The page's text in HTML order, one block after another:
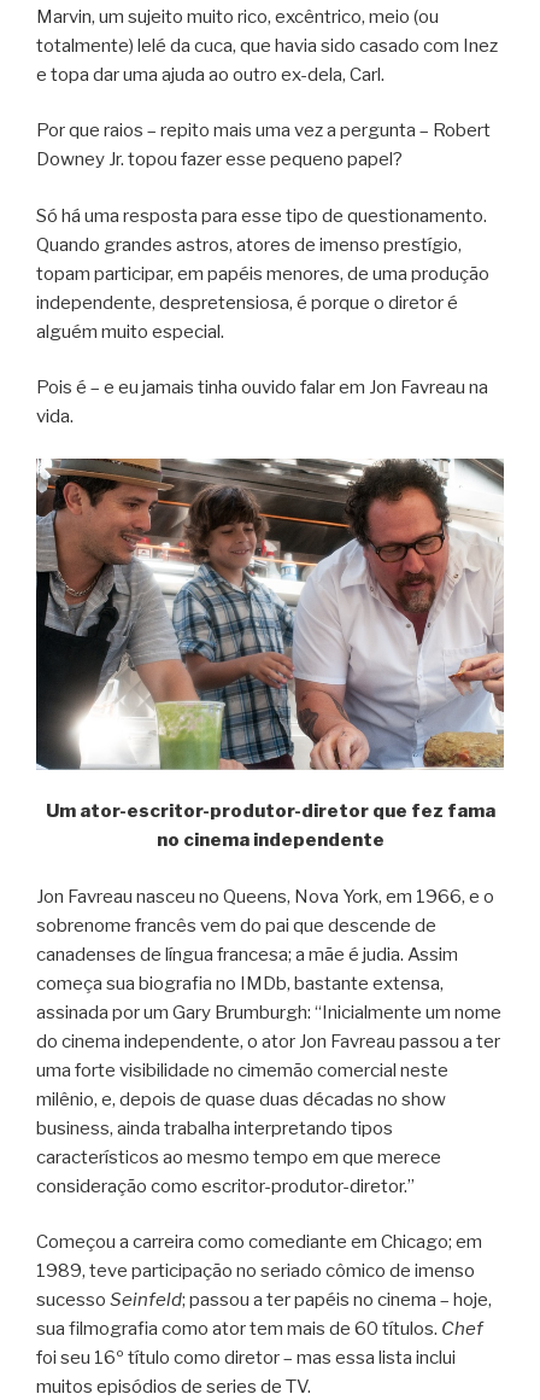
Marvin, um sujeito muito rico, excêntrico, meio (ou
totalmente) lelé da cuca, que havia sido casado com Inez
e topa dar uma ajuda ao outro ex-dela, Carl.
Por que raios – repito mais uma vez a pergunta – Robert
Downey Jr. topou fazer esse pequeno papel?
Só há uma resposta para esse tipo de questionamento.
Quando grandes astros, atores de imenso prestígio,
topam participar, em papéis menores, de uma produção
independente, despretensiosa, é porque o diretor é
alguém muito especial.
Pois é – e eu jamais tinha ouvido falar em Jon Favreau na
vida.
Um ator-escritor-produtor-diretor que fez fama
no cinema independente
Jon Favreau nasceu no Queens, Nova York, em 1966, e o
sobrenome francês vem do pai que descende de
canadenses de língua francesa; a mãe é judia. Assim
começa sua biografia no IMDb, bastante extensa,
assinada por um Gary Brumburgh: “Inicialmente um nome
do cinema independente, o ator Jon Favreau passou a ter
uma forte visibilidade no cimemão comercial neste
milênio, e, depois de quase duas décadas no show
business, ainda trabalha interpretando tipos
característicos ao mesmo tempo em que merece
consideração como escritor-produtor-diretor.”
Começou a carreira como comediante em Chicago; em
1989, teve participação no seriado cômico de imenso
sucesso Seinfeld; passou a ter papéis no cinema – hoje,
sua filmografia como ator tem mais de 60 títulos. Chef
foi seu 16º título como diretor – mas essa lista inclui
muitos episódios de series de TV.